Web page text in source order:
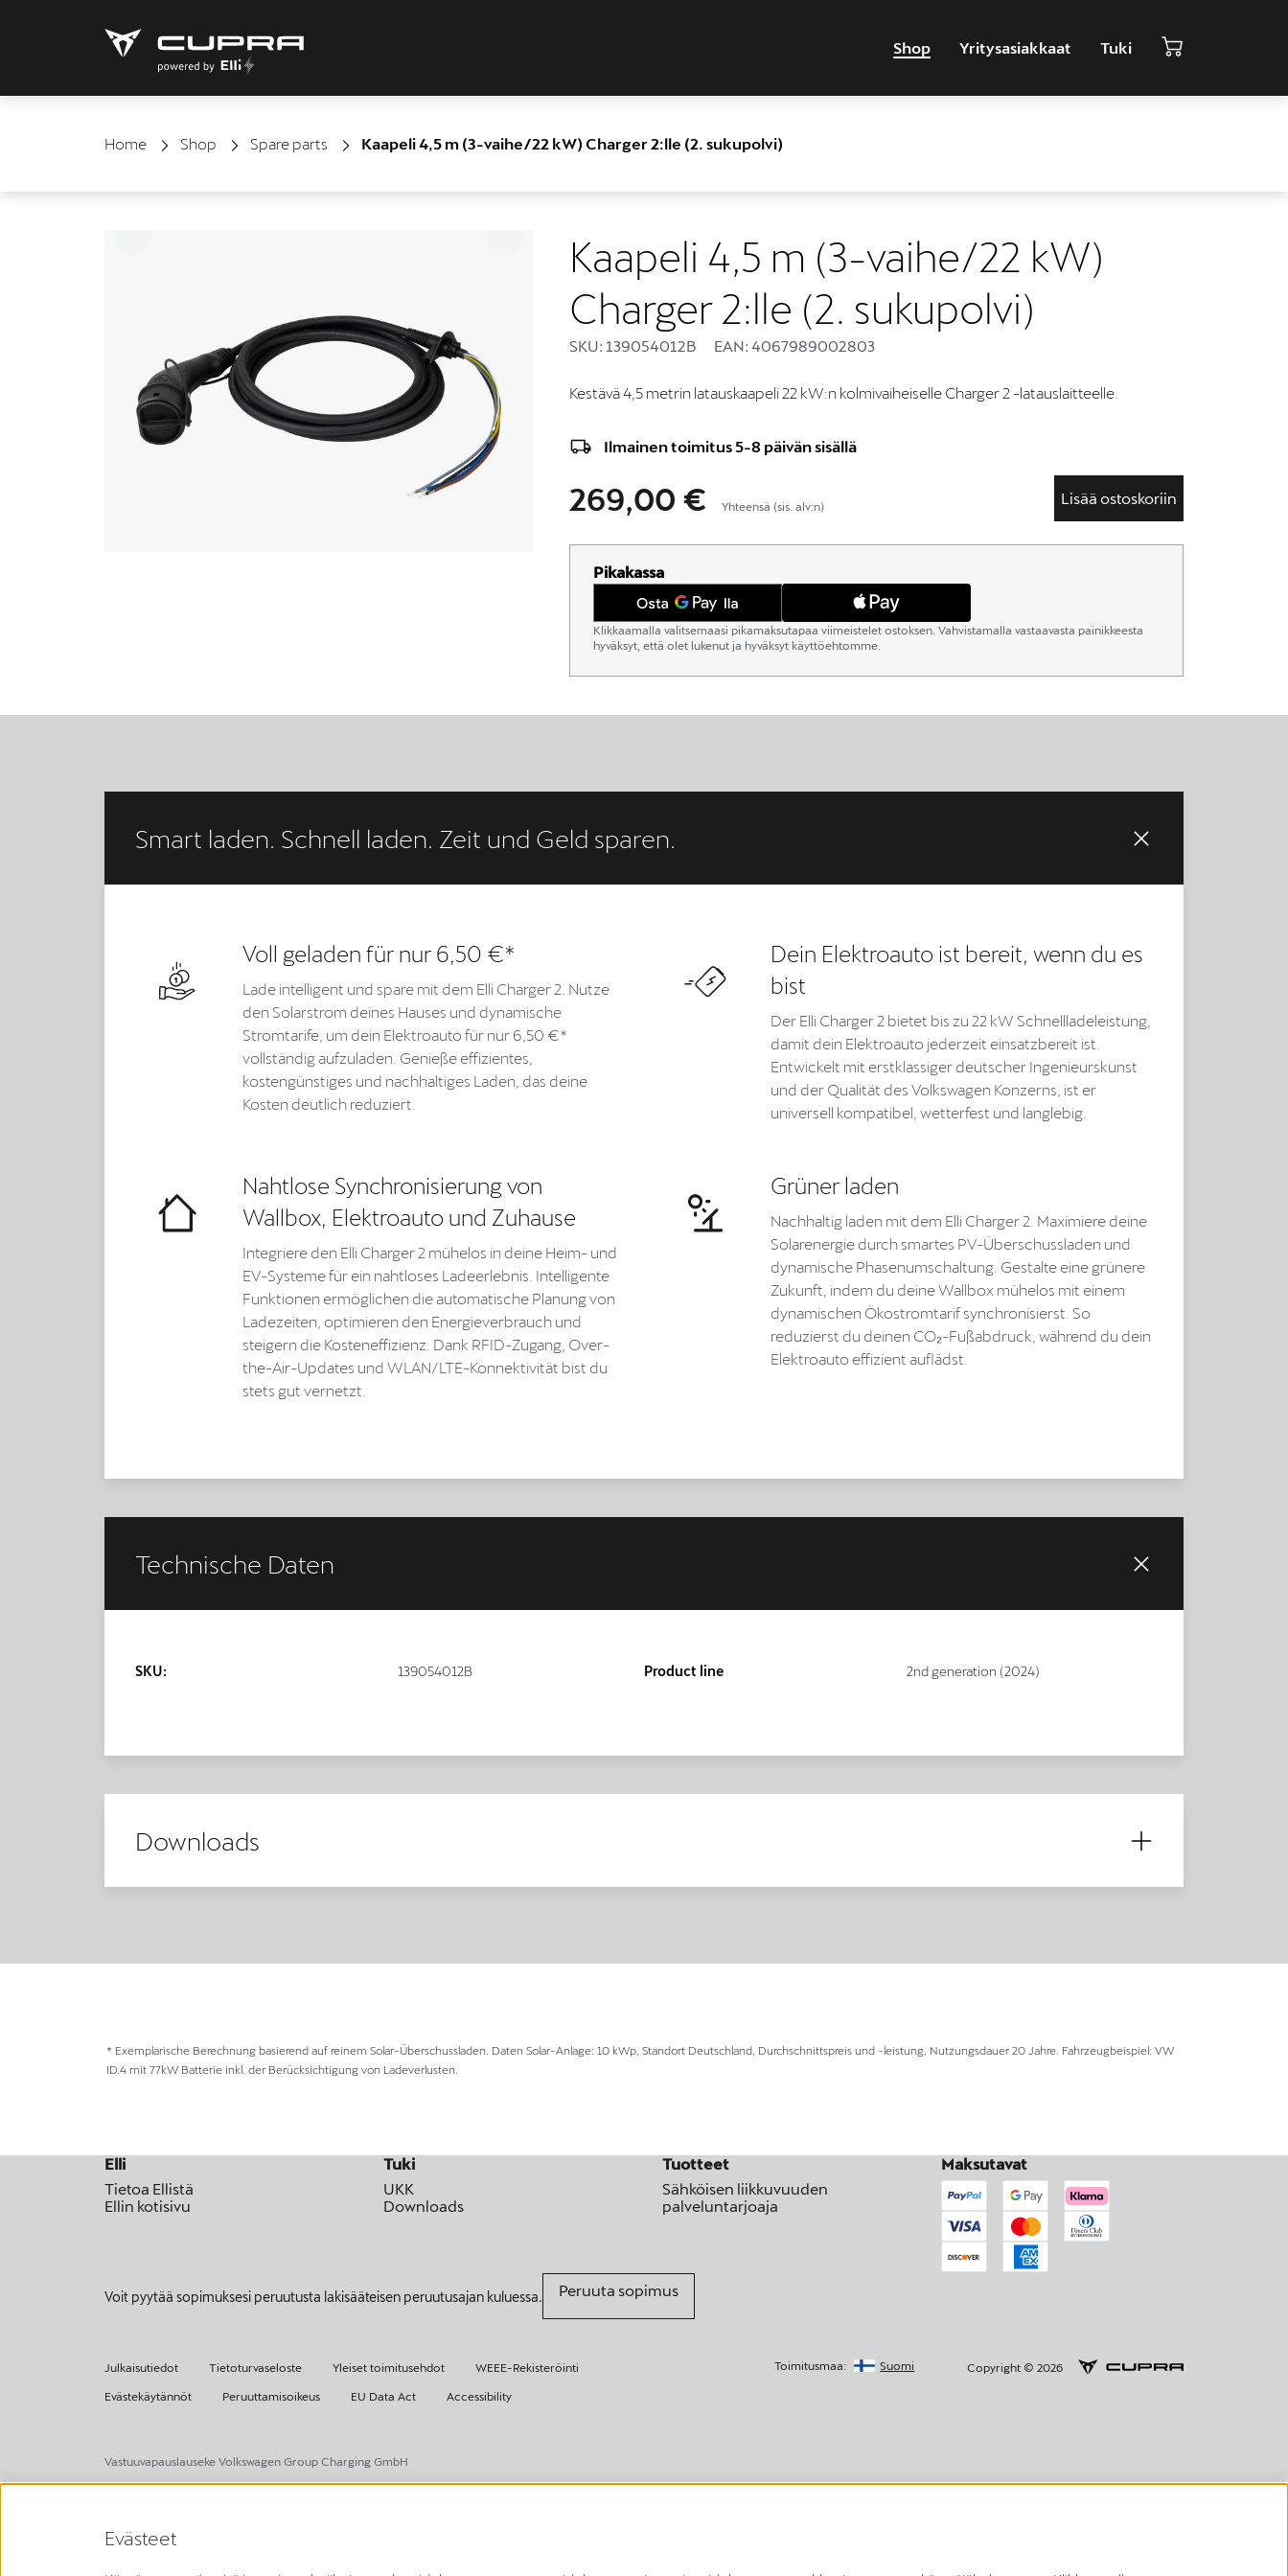
Shop Yritysasiakkaat Tuki
Home Shop Spare parts Kaapeli 4,5 m (3-vaihe/22 kW) Charger 2:lle (2. sukupolvi)
Kaapeli 4,5 m (3-vaihe/22 kW)
Charger 2:lle (2. sukupolvi)
SKU: 139054012B EAN: 4067989002803
Kestävä 4,5 metrin latauskaapeli 22 kW:n kolmivaiheiselle Charger 2 -latauslaitteelle.
Ilmainen toimitus 5-8 päivän sisällä
269,00 € Yhteensä (sis. alv:n) Lisää ostoskoriin
Pikakassa
Klikkaamalla valitsemaasi pikamaksutapaa viimeistelet ostoksen. Vahvistamalla vastaavasta painikkeesta
hyväksyt, että olet lukenut ja hyväksyt käyttöehtomme.
Smart laden. Schnell laden. Zeit und Geld sparen.
Voll geladen für nur 6,50 €*
Lade intelligent und spare mit dem Elli Charger 2. Nutze
den Solarstrom deines Hauses und dynamische
Stromtarife, um dein Elektroauto für nur 6,50 €*
vollständig aufzuladen. Genieße effizientes,
kostengünstiges und nachhaltiges Laden, das deine
Kosten deutlich reduziert.
Dein Elektroauto ist bereit, wenn du es
bist
Der Elli Charger 2 bietet bis zu 22 kW Schnellladeleistung,
damit dein Elektroauto jederzeit einsatzbereit ist.
Entwickelt mit erstklassiger deutscher Ingenieurskunst
und der Qualität des Volkswagen Konzerns, ist er
universell kompatibel, wetterfest und langlebig.
Nahtlose Synchronisierung von
Wallbox, Elektroauto und Zuhause
Integriere den Elli Charger 2 mühelos in deine Heim- und
EV-Systeme für ein nahtloses Ladeerlebnis. Intelligente
Funktionen ermöglichen die automatische Planung von
Ladezeiten, optimieren den Energieverbrauch und
steigern die Kosteneffizienz. Dank RFID-Zugang, Over-
the-Air-Updates und WLAN/LTE-Konnektivität bist du
stets gut vernetzt.
Grüner laden
Nachhaltig laden mit dem Elli Charger 2. Maximiere deine
Solarenergie durch smartes PV-Überschussladen und
dynamische Phasenumschaltung. Gestalte eine grünere
Zukunft, indem du deine Wallbox mühelos mit einem
dynamischen Ökostromtarif synchronisierst. So
reduzierst du deinen CO₂-Fußabdruck, während du dein
Elektroauto effizient auflädst.
Technische Daten
SKU: 139054012B Product line 2nd generation (2024)
Downloads
* Exemplarische Berechnung basierend auf reinem Solar-Überschussladen. Daten Solar-Anlage: 10 kWp, Standort Deutschland, Durchschnittspreis und -leistung, Nutzungsdauer 20 Jahre. Fahrzeugbeispiel: VW
ID.4 mit 77kW Batterie inkl. der Berücksichtigung von Ladeverlusten.
Elli
Tietoa Ellistä
Ellin kotisivu
Tuki
UKK
Downloads
Tuotteet
Sähköisen liikkuvuuden
palveluntarjoaja
Maksutavat
Voit pyytää sopimuksesi peruutusta lakisääteisen peruutusajan kuluessa. Peruuta sopimus
Julkaisutiedot Tietoturvaseloste Yleiset toimitusehdot WEEE-Rekisteröinti
Evästekäytännöt Peruuttamisoikeus EU Data Act Accessibility
Toimitusmaa: Suomi Copyright © 2026
Vastuuvapauslauseke Volkswagen Group Charging GmbH
CUPRA Charger 2 (2. sukupolvi vuodesta 2024 alkaen):
Evästeet